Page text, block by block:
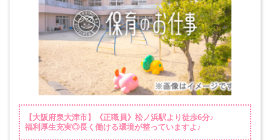
【大阪府泉大津市】《正職員》松ノ浜駅より徒歩6分♪
福利厚生充実◎長く働ける環境が整っていますよ♪